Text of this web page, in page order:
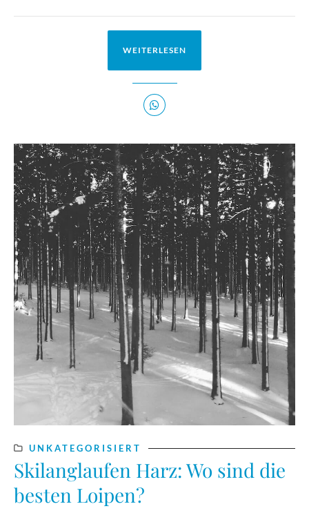
WEITERLESEN
UNKATEGORISIERT
Skilanglaufen Harz: Wo sind die
besten Loipen?